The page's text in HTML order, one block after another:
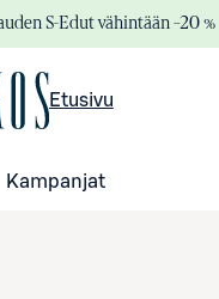
S-Edut vähintään –20 %
Etusivu
Kampanjat